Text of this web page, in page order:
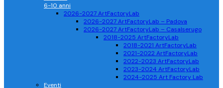
6-10 anni
2026-2027 ArtFactoryLab
2026-2027 ArtFactoryLab – Padova
2026-2027 ArtFactoryLab – Casalserugo
2018-2025 ArtFactoryLab
2018-2021 ArtFactoryLab
2021-2022 ArtFactoryLab
2022-2023 ArtFactoryLab
2023-2024 ArtFactoryLab
2024-2025 Art Factory Lab
Eventi